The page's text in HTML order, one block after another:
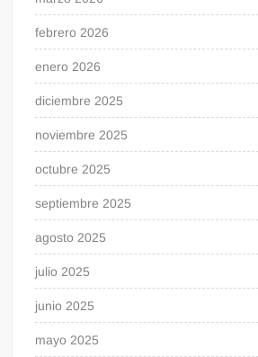
febrero 2026
enero 2026
diciembre 2025
noviembre 2025
octubre 2025
septiembre 2025
agosto 2025
julio 2025
junio 2025
mayo 2025